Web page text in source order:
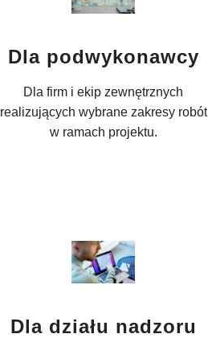
Dla podwykonawcy
Dla firm i ekip zewnętrznych
realizujących wybrane zakresy robót
w ramach projektu.
Dla działu nadzoru